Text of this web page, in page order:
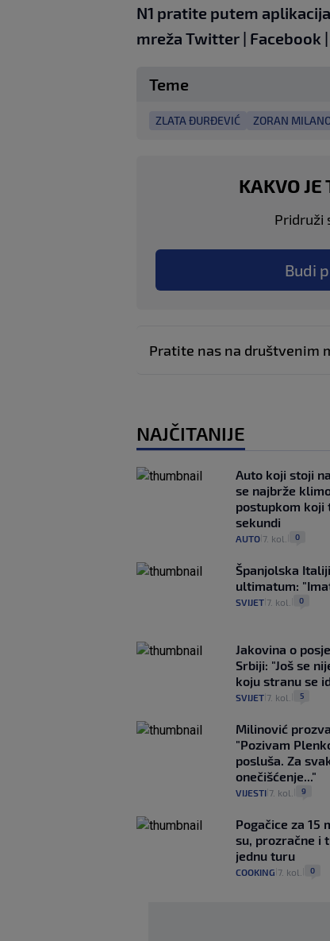
N1 pratite putem
mreža Twitter | Facebook |
Teme
ZLATA ĐURĐEVIĆ ZORAN
KAKVO JE
Pridruži
Budi
Pratite nas na društvenim
NAJČITANIJE
Auto koji stoji
se najbrže
postupkom koji
sekundi
AUTO 7. kol. 0
Španjolska
ultimatum:
SVIJET 7. kol. 0
Jakovina o
Srbiji: "Još se
koju stranu se
SVIJET 7. kol. 5
Milinović
"Pozivam
posluša. Za
onečišćenje..."
VIJESTI 7. kol. 9
Pogačice za 15
su, prozračne i
jednu turu
COOKING 7. kol. 0